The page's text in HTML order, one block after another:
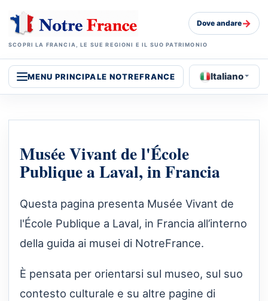
SCOPRI LA FRANCIA, LE SUE REGIONI E IL SUO PATRIMONIO
Dove andare→
MENU PRINCIPALE NOTREFRANCE Italiano
Musée Vivant de l'École
Publique a Laval, in Francia
Questa pagina presenta Musée Vivant de
l'École Publique a Laval, in Francia all’interno
della guida ai musei di NotreFrance.
È pensata per orientarsi sul museo, sul suo
contesto culturale e su altre pagine di